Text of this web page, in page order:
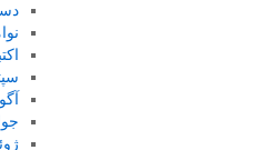
اکتبر
ژوئن